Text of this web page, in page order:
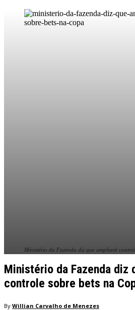
Ministério da Fazenda diz que ampliará
Ministério da Fazenda diz
controle sobre bets na
By Willian Carvalho de Menezes